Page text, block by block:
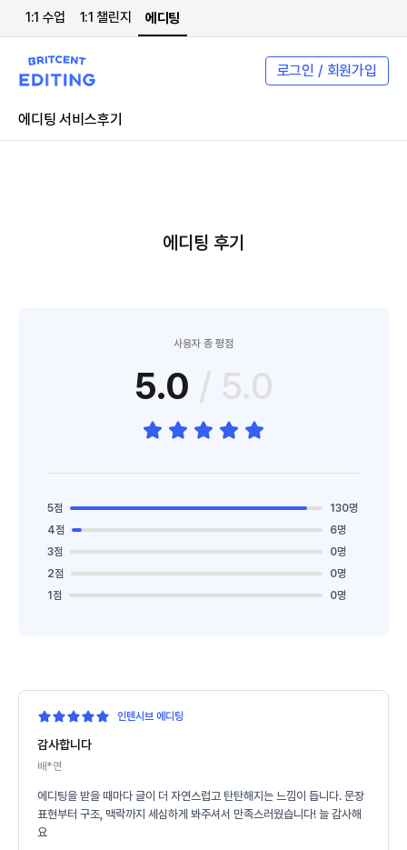
1:1 수업 1:1 챌린지 에디팅
로그인 / 회원가입
에디팅 서비스후기
에디팅 후기
사용자 총 평점
5.0 / 5.0
5점
130명
4점
6명
3점
0명
2점
0명
1점
0명
인텐시브 에디팅
감사합니다
배*연
에디팅을 받을 때마다 글이 더 자연스럽고 탄탄해지는 느낌이 듭니다. 문장
표현부터 구조, 맥락까지 세심하게 봐주셔서 만족스러웠습니다! 늘 감사해
요